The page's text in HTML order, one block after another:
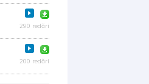
290 redări
200 redări